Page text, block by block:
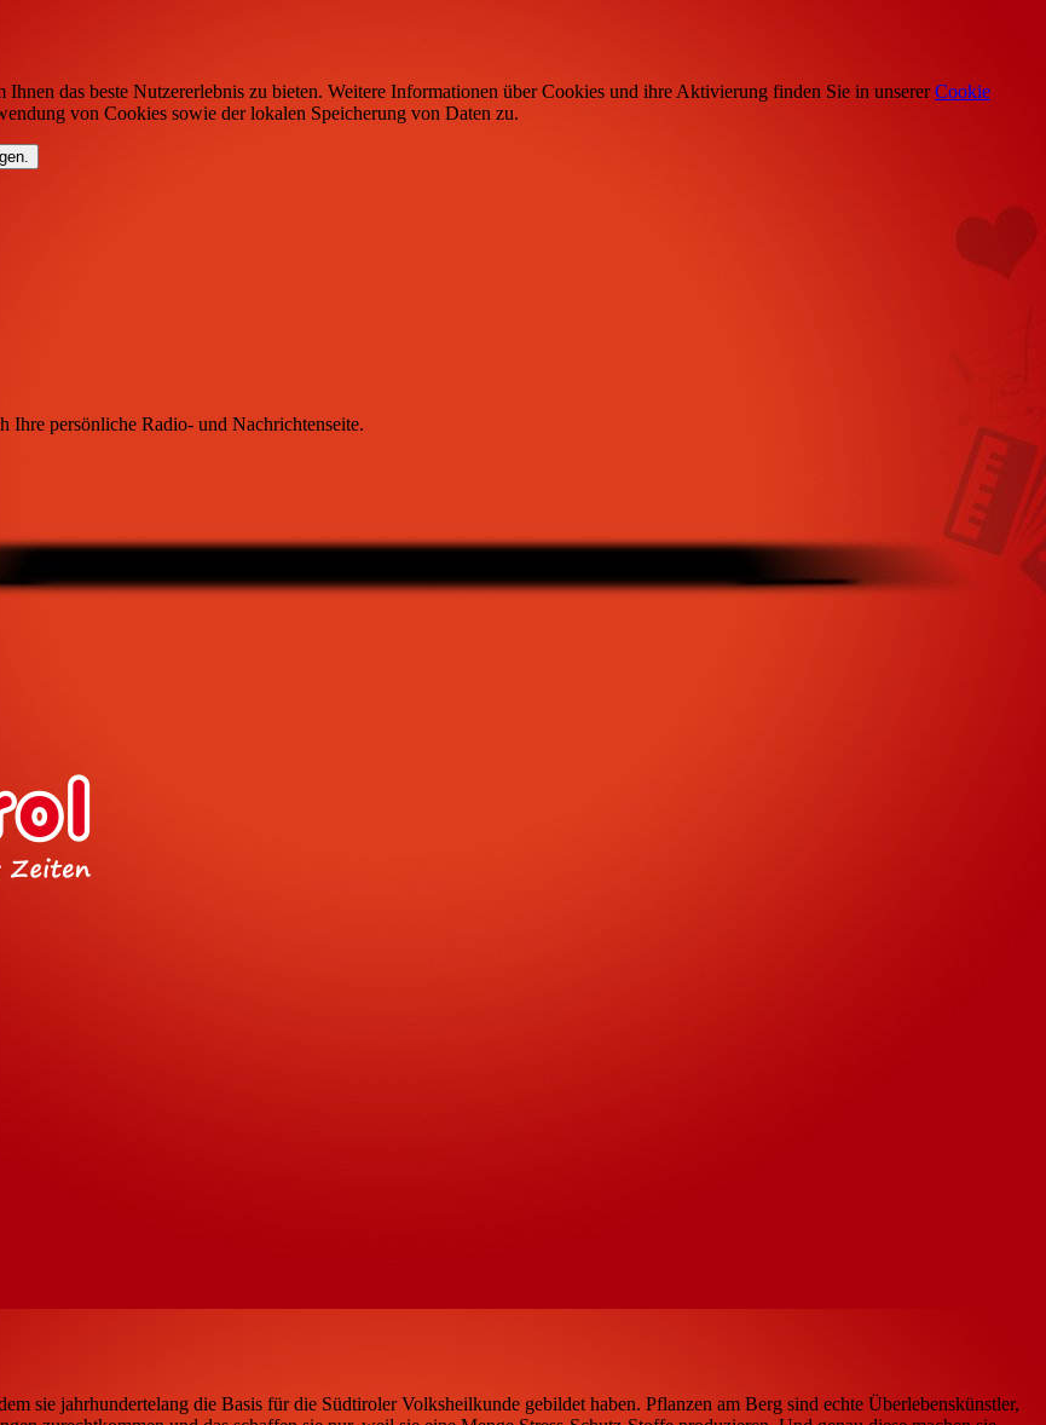
das beste Nutzererlebnis zu bieten. Weitere Informationen über Cookies und ihre Aktivierung finden Sie in unsererCookie
von Cookies sowie der lokalen Speicherung von Daten zu.
persönliche Radio- und Nachrichtenseite.
sie jahrhundertelang die Basis für die Südtiroler Volksheilkunde gebildet haben. Pflanzen am Berg sind echte Überlebenskünstler,